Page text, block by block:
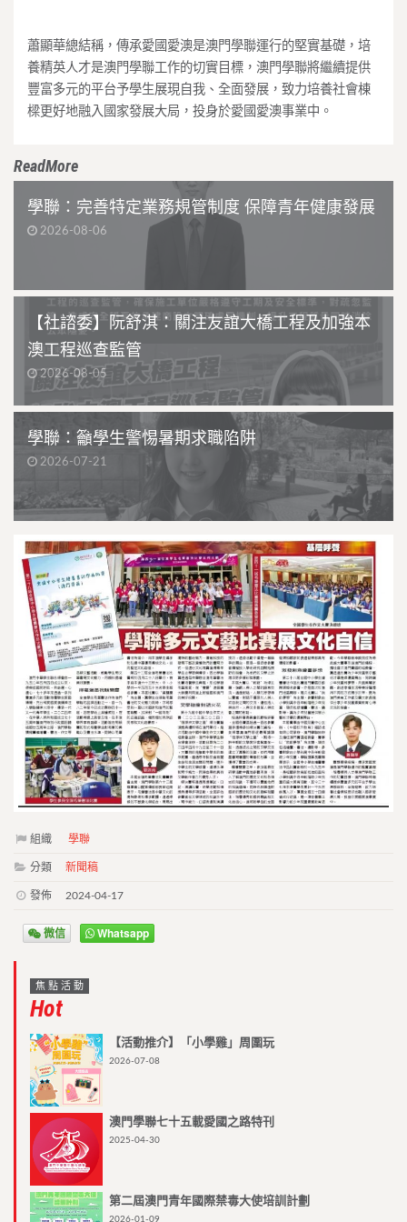
蕭顯華總結稱，傳承愛國愛澳是澳門學聯運行的堅實基礎，培
養精英人才是澳門學聯工作的切實目標，澳門學聯將繼續提供
豐富多元的平台予學生展現自我、全面發展，致力培養社會棟
樑更好地融入國家發展大局，投身於愛國愛澳事業中。
ReadMore
學聯：完善特定業務規管制度 保障青年健康發展
2026-08-06
【社諮委】阮舒淇：關注友誼大橋工程及加強本
澳工程巡查監管
2026-08-05
學聯：籲學生警惕暑期求職陷阱
2026-07-21
組織 學聯
分類 新聞稿
發佈 2024-04-17
微信 Whatsapp
焦點活動
Hot
【活動推介】「小學雞」周圍玩
2026-07-08
澳門學聯七十五載愛國之路特刊
2025-04-30
第二屆澳門青年國際禁毒大使培訓計劃
2026-01-09